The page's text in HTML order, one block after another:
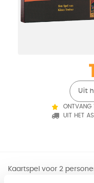
Uit
ONTVANG
UIT HET
Kaartspel voor 2